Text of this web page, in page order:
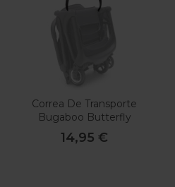
Correa De Transporte
Bugaboo Butterfly
14,95 €